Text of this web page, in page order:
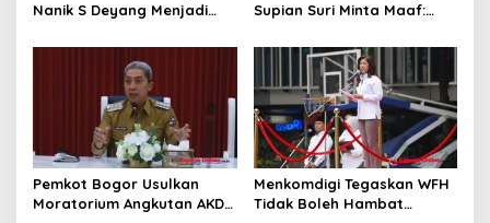
Nanik S Deyang Menjadi
Dadan Hindayana
Supian Suri Minta Maaf:
Banyak Kekurangan
Pemkot Bogor Usulkan
Moratorium Angkutan AKDP
Menkomdigi Tegaskan WFH
Tidak Boleh Hambat